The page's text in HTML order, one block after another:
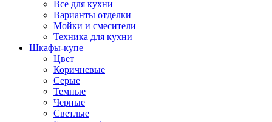
Все для кухни
Варианты отделки
Мойки и смесители
Техника для кухни
Шкафы-купе
Цвет
Коричневые
Серые
Темные
Черные
Светлые